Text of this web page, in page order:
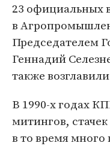
23 официальных
в
Председателем
Геннадий
также
В 1990-х годах
митингов,
в то время много